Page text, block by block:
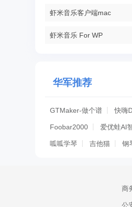
虾米音乐客户端mac
虾米音乐 For WP
华军推荐
GTMaker-做个谱 快嗨
Foobar2000 爱优蛙AI
呱呱学琴 吉他猫 钢
商
公